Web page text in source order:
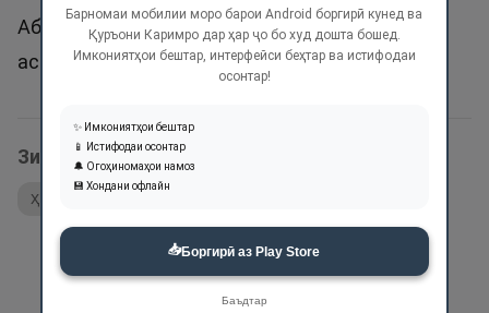
Абдуррозиқ ном гузоштани писарҳо мустаҳаб
аст. Аммо Розиқ номидан ҷоиз нест.
Зикри ин ном дар оятҳои Қуръон:
Ҳадис
Барномаи мобилии моро барои Android боргирӣ кунед ва
Қуръони Каримро дар ҳар ҷо бо худ дошта бошед.
Имкониятҳои бештар, интерфейси беҳтар ва истифодаи
осонтар!
✨ Имкониятҳои бештар
📱 Истифодаи осонтар
🔔 Огоҳиномаҳои намоз
💾 Хондани офлайн
📥Боргирӣ аз Play Store
Баъдтар